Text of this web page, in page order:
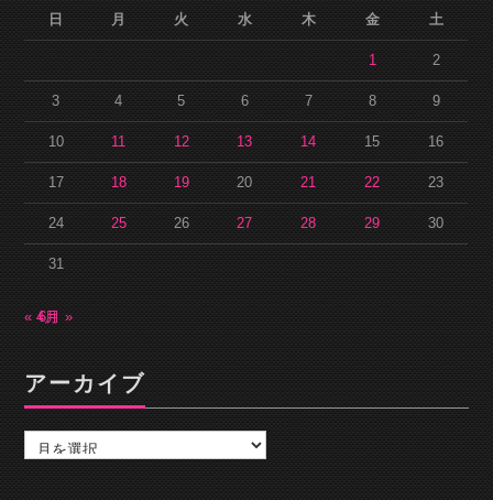
日
月 火 水 木 金 土
1 2
3 4 5 6 7 8 9
10 11 12 13 14 15 16
17 18 19 20 21 22 23
24 25 26 27 28 29 30
31
« 4月6月 »
アーカイブ
カ